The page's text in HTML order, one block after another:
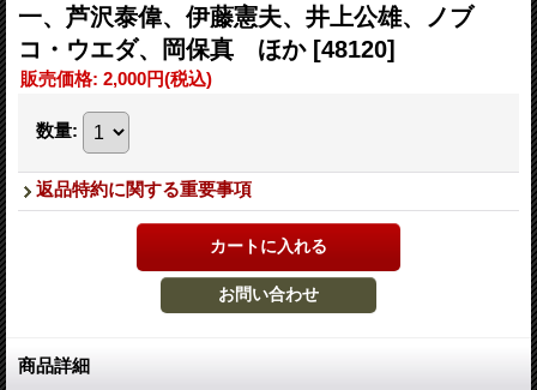
一、芦沢泰偉、伊藤憲夫、井上公雄、ノブ
コ・ウエダ、岡保真 ほか [48120]
販売価格: 2,000円(税込)
数量:
返品特約に関する重要事項
商品詳細